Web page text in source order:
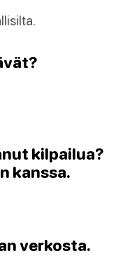
kilpailua?
kanssa.
verkosta.